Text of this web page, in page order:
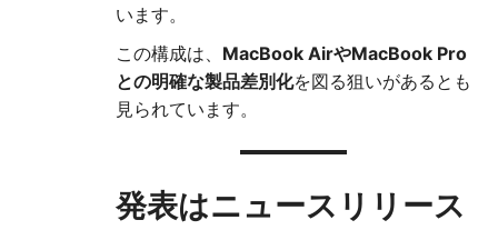
います。
この構成は、 MacBook AirやMacBook Pro
との明確な製品差別化を図る狙いがあるとも
見られています。
発表はニュースリリース